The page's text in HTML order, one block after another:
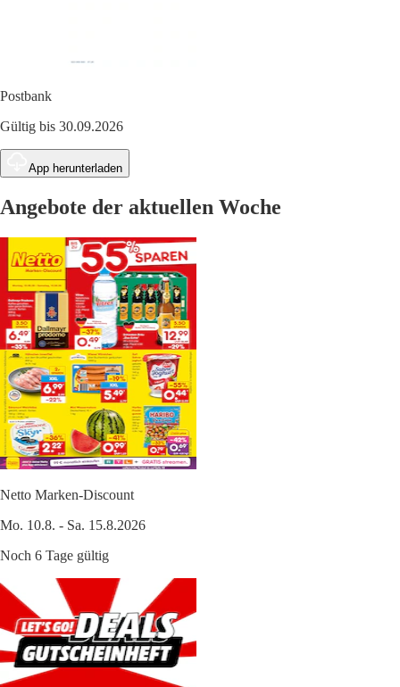
Postbank
Gültig bis 30.09.2026
App herunterladen
Angebote der aktuellen Woche
Netto Marken-Discount
Mo. 10.8. - Sa. 15.8.2026
Noch 6 Tage gültig